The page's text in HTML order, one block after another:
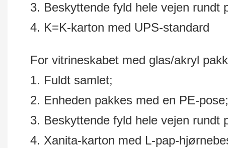
3. Beskyttende fyld hele vejen rundt
4. K=K-karton med UPS-standard
For vitrineskabet med glas/akryl
1. Fuldt samlet;
2. Enheden pakkes med en PE-pose;
3. Beskyttende fyld hele vejen rundt
4. Xanita-karton med L-pap-